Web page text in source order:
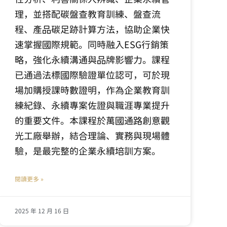
理，並搭配碳盤查教育訓練、盤查流
程、產品碳足跡計算方法，協助企業快
速掌握國際規範。同時融入ESG行銷策
略，強化永續溝通與品牌影響力。課程
已通過法標國際驗證單位認可，可於現
場加購授課時數證明，作為企業教育訓
練紀錄、永續專案佐證與職涯專業提升
的重要文件。本課程於萬國通路創意觀
光工廠舉辦，結合理論、實務與現場體
驗，是最完整的企業永續培訓方案。
閱讀更多 »
2025 年 12 月 16 日